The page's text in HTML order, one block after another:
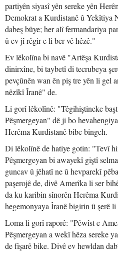
partiyên siyasî yên sereke yên
Demokrat a Kurdistanê û Yekîtiya
dabeş bûye; her alî fermandariya
û ev jî rêgir e li ber vê hêzê."
Ev lêkolîna bi navê "Artêşa
dinirxîne, bi taybetî di tecrubeya
pevçûnên wan ên piş tre yên li gel
nêzîkî Îranê" de.
Li gorî lêkolînê: "Têgihiştineke
Pêşmergeyan" dê ji bo
Herêma Kurdistanê bibe bingeh.
Di lêkolînê de hatiye gotin: "Tevî
Pêşmergeyan bi awayekî giştî
guncav û jêhatî ne û hevparekî
paşerojê de, divê Amerîka li ser
da ku karibin sînorên Herêma
hegemonyaya Îranê bigirin û şerê
Loma li gorî raporê: "Pêwîst e
Pêşmergeyan a wekî hêza sereke
de fişarê bike. Divê ev hewldan